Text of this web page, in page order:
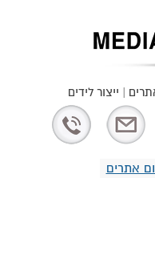
אתרים
| ייצור לידים